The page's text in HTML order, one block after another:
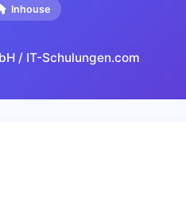
Inhouse
/ IT-Schulungen.com